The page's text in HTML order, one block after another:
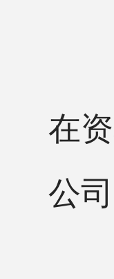
在
公